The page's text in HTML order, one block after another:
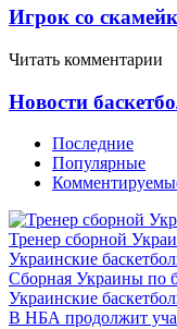
Игрок со
Читать комментарии
Новости
Последние
Популярные
Тренер сборной
Украинские
Сборная Украины по
Украинские
В НБА продолжит